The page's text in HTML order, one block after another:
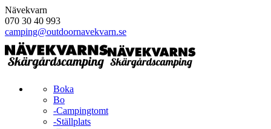
Nävekvarn
070 30 40 993
camping@outdoornavekvarn.se
Boka
Bo
-Campingtomt
-Ställplats